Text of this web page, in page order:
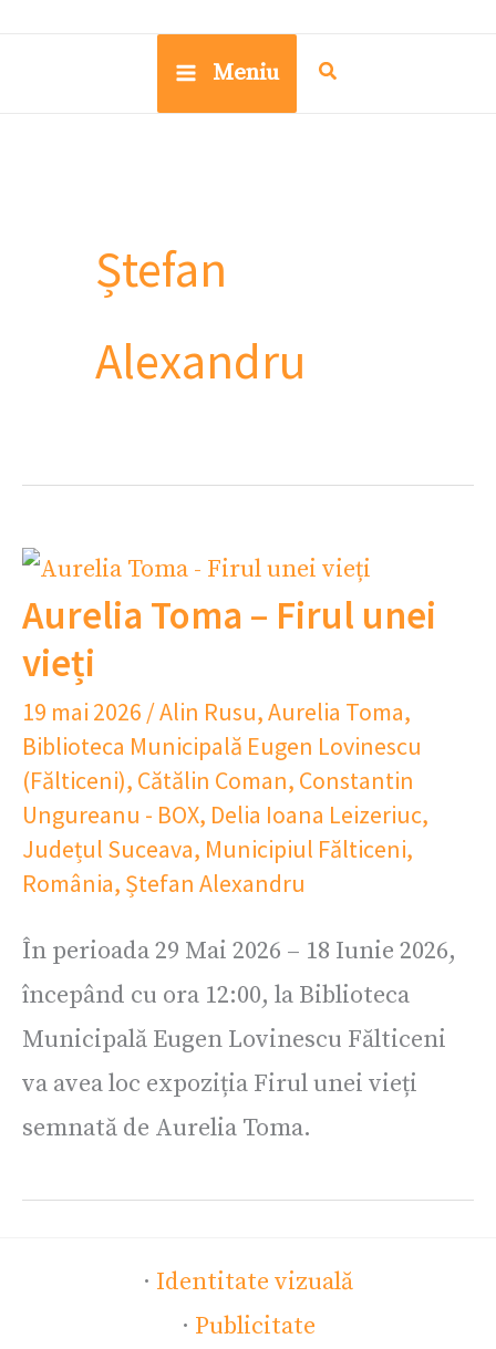
Meniu
Ștefan
Alexandru
Aurelia Toma – Firul unei
vieți
19 mai 2026 /Alin Rusu,Aurelia Toma,
Biblioteca Municipală Eugen Lovinescu
(Fălticeni), Cătălin Coman, Constantin
Ungureanu - BOX, Delia Ioana Leizeriuc,
Județul Suceava, Municipiul Fălticeni,
România, Ștefan Alexandru
În perioada 29 Mai 2026 – 18 Iunie 2026,
începând cu ora 12:00, la Biblioteca
Municipală Eugen Lovinescu Fălticeni
va avea loc expoziția Firul unei vieți
semnată de Aurelia Toma.
· Identitate vizuală
· Publicitate